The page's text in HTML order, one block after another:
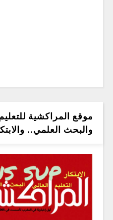
موقع المراكشية
والبحث العلمي..